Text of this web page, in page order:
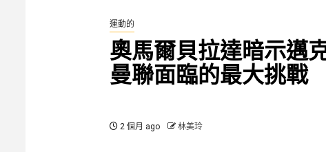
運動的
奧馬爾貝拉達暗示邁
曼聯面臨的最大挑戰
2 個月 ago 林美玲